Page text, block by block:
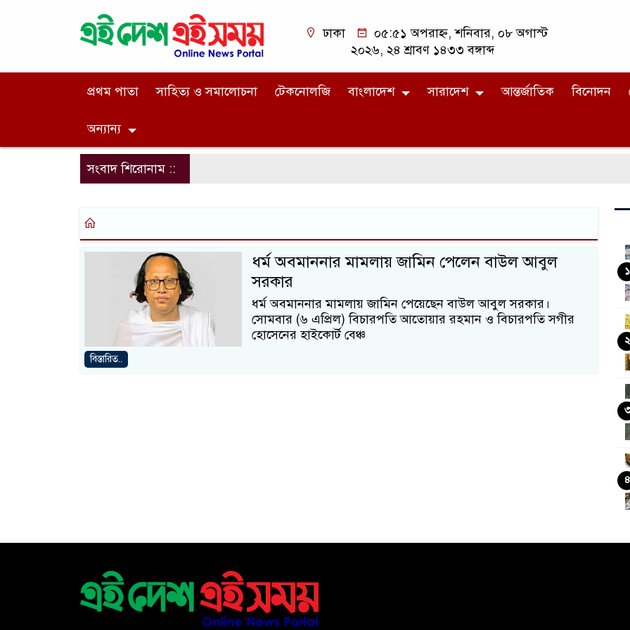
ঢাকা
০৫:৫১ অপরাহ্ন, শনিবার, ০৮ অগাস্ট
২০২৬, ২৪ শ্রাবণ ১৪৩৩ বঙ্গাব্দ
প্রথম পাতা সাহিত্য ও সমালোচনা টেকনোলজি বাংলাদেশ সারাদেশ আন্তর্জাতিক বিনোদন
অন্যান্য
সংবাদ শিরোনাম ::
ধর্ম অবমাননার মামলায় জামিন পেলেন বাউল আবুল
সরকার
ধর্ম অবমাননার মামলায় জামিন পেয়েছেন বাউল আবুল সরকার।
সোমবার (৬ এপ্রিল) বিচারপতি আতোয়ার রহমান ও বিচারপতি সগীর
হোসেনের হাইকোর্ট বেঞ্চ
বিস্তারিত..
১
২
৩
৪